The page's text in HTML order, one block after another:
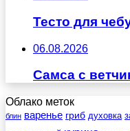
Тесто для
06.08.2026
Самса с
Облако меток
блин варенье гриб духовка